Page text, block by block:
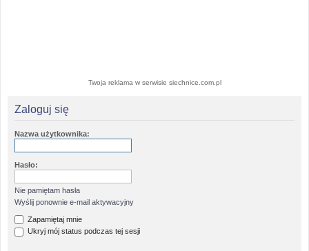
Twoja reklama w serwisie siechnice.com.pl
Zaloguj się
Nazwa użytkownika:
Hasło:
Nie pamiętam hasła
Wyślij ponownie e-mail aktywacyjny
Zapamiętaj mnie
Ukryj mój status podczas tej sesji